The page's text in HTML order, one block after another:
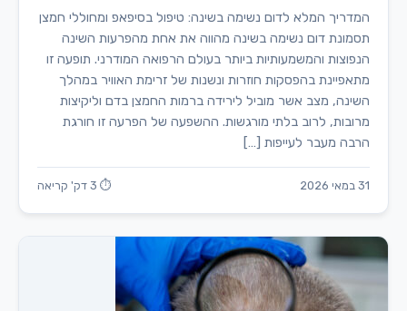
המדריך המלא לדום נשימה בשינה: טיפול בסיפאפ ומחוללי חמצן
תסמונת דום נשימה בשינה מהווה את אחת מהפרעות השינה
הנפוצות והמשמעותיות ביותר בעולם הרפואה המודרני. תופעה זו
מתאפיינת בהפסקות חוזרות ונשנות של זרימת האוויר במהלך
השינה, מצב אשר מוביל לירידה ברמות החמצן בדם וליקיצות
מרובות, לרוב בלתי מורגשות. ההשפעה של הפרעה זו חורגת
הרבה מעבר לעייפות […]
31 במאי 2026 ⏱ 3 דק' קריאה